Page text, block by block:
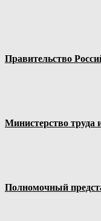
Правительство
Министерство труда
Полномочный